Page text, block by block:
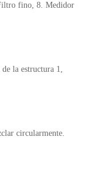
fino, 8. Medidor
la estructura 1,
circularmente.